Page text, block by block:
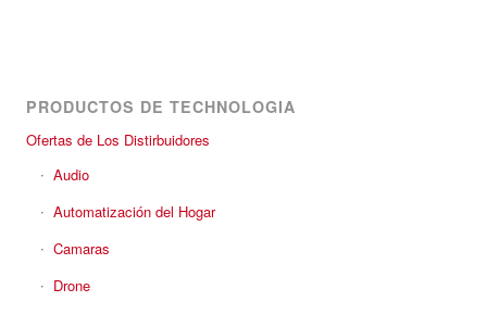
PRODUCTOS DE TECHNOLOGIA
Ofertas de Los Distirbuidores
Audio
Automatización del Hogar
Camaras
Drone